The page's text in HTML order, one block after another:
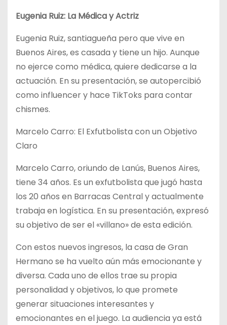
Eugenia Ruiz: La Médica y Actriz
Eugenia Ruiz, santiagueña pero que vive en
Buenos Aires, es casada y tiene un hijo. Aunque
no ejerce como médica, quiere dedicarse a la
actuación. En su presentación, se autopercibió
como influencer y hace TikToks para contar
chismes.
Marcelo Carro: El Exfutbolista con un Objetivo
Claro
Marcelo Carro, oriundo de Lanús, Buenos Aires,
tiene 34 años. Es un exfutbolista que jugó hasta
los 20 años en Barracas Central y actualmente
trabaja en logística. En su presentación, expresó
su objetivo de ser el «villano» de esta edición.
Con estos nuevos ingresos, la casa de Gran
Hermano se ha vuelto aún más emocionante y
diversa. Cada uno de ellos trae su propia
personalidad y objetivos, lo que promete
generar situaciones interesantes y
emocionantes en el juego. La audiencia ya está